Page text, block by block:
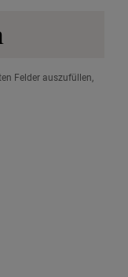
Felder auszufüllen,